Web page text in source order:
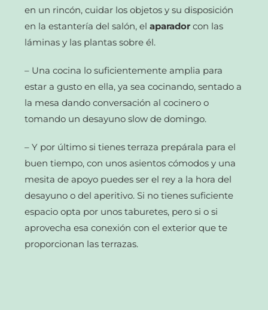
en un rincón, cuidar los objetos y su disposición
en la estantería del salón, elaparador con las
láminas y las plantas sobre él.
– Una cocina lo suficientemente amplia para
estar a gusto en ella, ya sea cocinando, sentado a
la mesa dando conversación al cocinero o
tomando un desayuno slow de domingo.
– Y por último si tienes terraza prepárala para el
buen tiempo, con unos asientos cómodos y una
mesita de apoyo puedes ser el rey a la hora del
desayuno o del aperitivo. Si no tienes suficiente
espacio opta por unos taburetes, pero si o si
aprovecha esa conexión con el exterior que te
proporcionan las terrazas.